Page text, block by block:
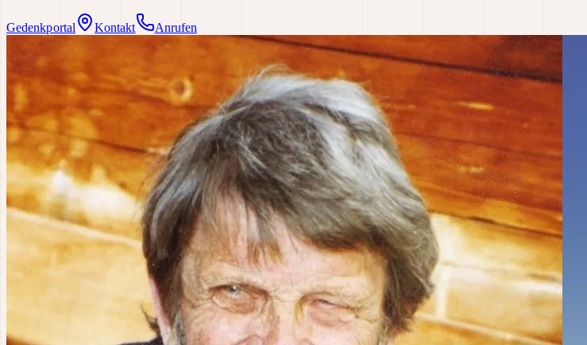
Gedenkportal Kontakt Anrufen